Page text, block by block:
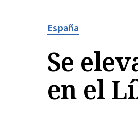
España
Se
en el